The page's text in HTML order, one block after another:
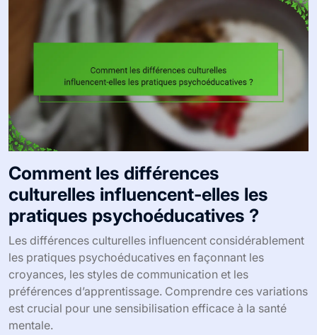
Comment les différences
culturelles influencent-elles les
pratiques psychoéducatives ?
Les différences culturelles influencent considérablement
les pratiques psychoéducatives en façonnant les
croyances, les styles de communication et les
préférences d’apprentissage. Comprendre ces variations
est crucial pour une sensibilisation efficace à la santé
mentale.